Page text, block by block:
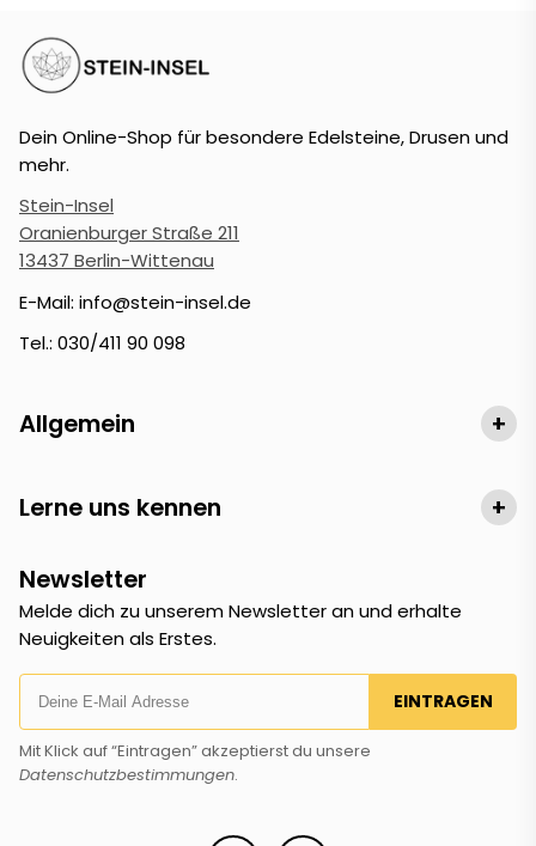
Dein Online-Shop für besondere Edelsteine, Drusen und
mehr.
Stein-Insel
Oranienburger Straße 211
13437 Berlin-Wittenau
E-Mail: info@stein-insel.de
Tel.: 030/411 90 098
Allgemein +
Lerne uns kennen +
Newsletter
Melde dich zu unserem Newsletter an und erhalte
Neuigkeiten als Erstes.
EINTRAGEN
Mit Klick auf “Eintragen” akzeptierst du unsere
Datenschutzbestimmungen.